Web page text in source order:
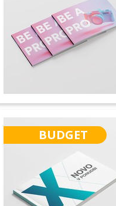
BUDGET